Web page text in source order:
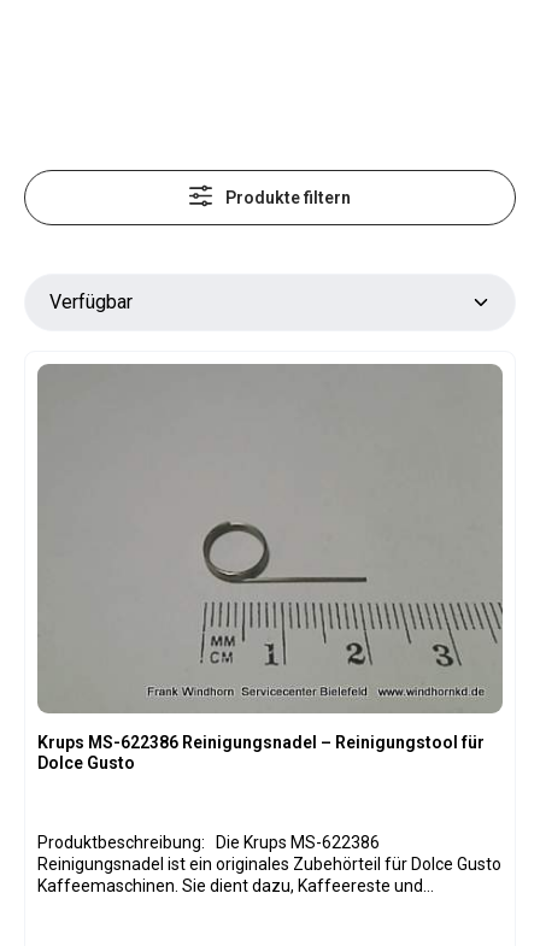
Produkte filtern
Krups MS-622386 Reinigungsnadel – Reinigungstool für
Dolce Gusto
Produktbeschreibung: Die Krups MS-622386
Reinigungsnadel ist ein originales Zubehörteil für Dolce Gusto
Kaffeemaschinen. Sie dient dazu, Kaffeereste und